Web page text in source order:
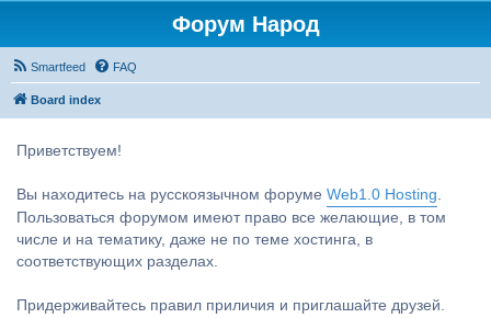
Форум Народ
Smartfeed FAQ
Board index
Приветствуем!
Вы находитесь на русскоязычном форуме Web1.0 Hosting.
Пользоваться форумом имеют право все желающие, в том
числе и на тематику, даже не по теме хостинга, в
соответствующих разделах.
Придерживайтесь правил приличия и приглашайте друзей.